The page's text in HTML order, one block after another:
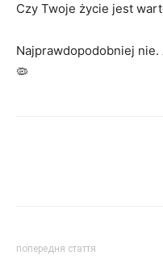
Czy Twoje życie jest
Najprawdopodobniej nie.
🦠
попередня стаття